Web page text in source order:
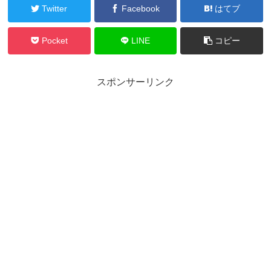
Twitter Facebook はてブ
Pocket LINE コピー
スポンサーリンク